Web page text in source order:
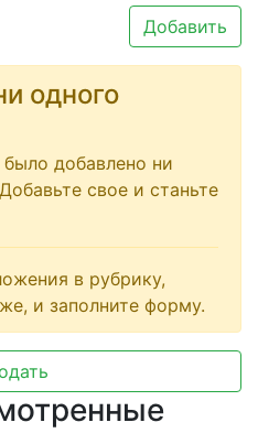
Добавить
одного
добавлено ни
свое и станьте
в рубрику,
и заполните форму.